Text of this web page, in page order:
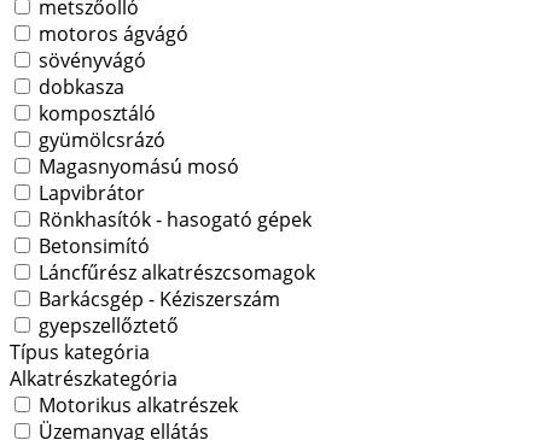
metszőolló
motoros ágvágó
sövényvágó
dobkasza
komposztáló
gyümölcsrázó
Magasnyomású mosó
Lapvibrátor
Rönkhasítók - hasogató gépek
Betonsimító
Láncfűrész alkatrészcsomagok
Barkácsgép - Kéziszerszám
gyepszellőztető
Típus kategória
Alkatrészkategória
Motorikus alkatrészek
Üzemanyag ellátás